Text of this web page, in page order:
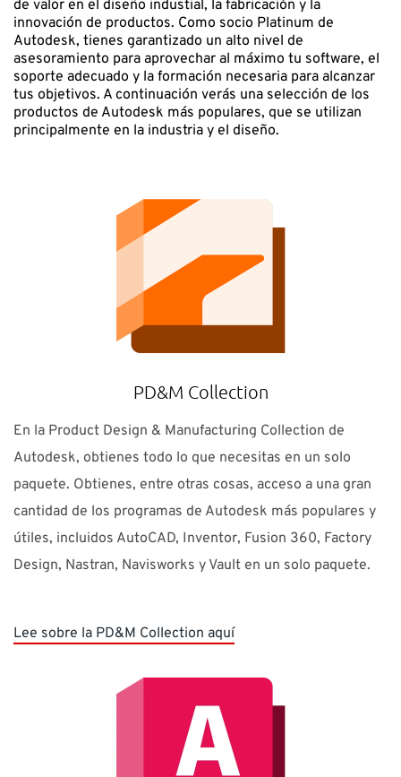
de valor en el diseño industial, la fabricación y la
innovación de productos. Como socio Platinum de
Autodesk, tienes garantizado un alto nivel de
asesoramiento para aprovechar al máximo tu software, el
soporte adecuado y la formación necesaria para alcanzar
tus objetivos. A continuación verás una selección de los
productos de Autodesk más populares, que se utilizan
principalmente en la industria y el diseño.
PD&M Collection
En la Product Design & Manufacturing Collection de
Autodesk, obtienes todo lo que necesitas en un solo
paquete. Obtienes, entre otras cosas, acceso a una gran
cantidad de los programas de Autodesk más populares y
útiles, incluidos AutoCAD, Inventor, Fusion 360, Factory
Design, Nastran, Navisworks y Vault en un solo paquete.
Lee sobre la PD&M Collection aquí